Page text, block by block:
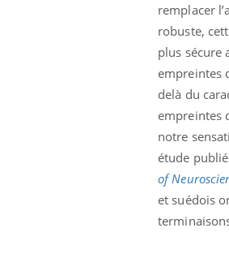
remplacer
robuste,
plus sécure
empreintes
delà du
empreintes
notre
étude
of
et suédois